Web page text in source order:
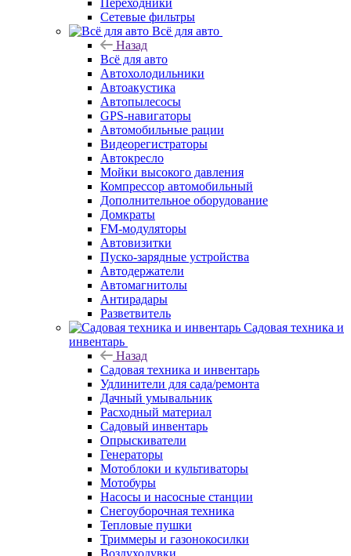
Переходники
Сетевые фильтры
Всё для авто
Назад
Всё для авто
Автохолодильники
Автоакустика
Автопылесосы
GPS-навигаторы
Автомобильные рации
Видеорегистраторы
Автокресло
Мойки высокого давления
Компрессор автомобильный
Дополнительное оборудование
Домкраты
FM-модуляторы
Автовизитки
Пуско-зарядные устройства
Автодержатели
Автомагнитолы
Антирадары
Разветвитель
Садовая техника и
инвентарь
Назад
Садовая техника и инвентарь
Удлинители для сада/ремонта
Дачный умывальник
Расходный материал
Садовый инвентарь
Опрыскиватели
Генераторы
Мотоблоки и культиваторы
Мотобуры
Насосы и насосные станции
Снегоуборочная техника
Тепловые пушки
Триммеры и газонокосилки
Воздуходувки